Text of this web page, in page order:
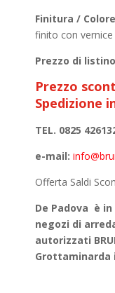
Finitura / Colore
finito con
Prezzo di
Prezzo
Spedizione
TEL. 0825
e-mail:
Offerta Saldi
De Padova è
negozi di
autorizzati
Grottaminarda